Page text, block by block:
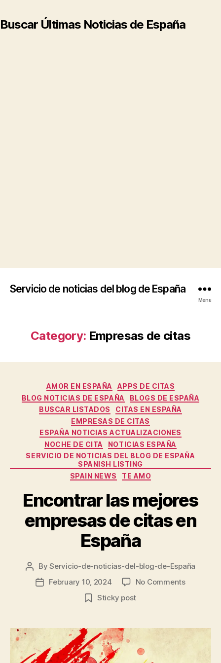
Buscar Últimas Noticias de España
Servicio de noticias del blog de España
Menu
Category: Empresas de citas
Categories
AMOR EN ESPAÑA
APPS DE CITAS
BLOG NOTICIAS DE ESPAÑA
BLOGS DE ESPAÑA
BUSCAR LISTADOS
CITAS EN ESPAÑA
EMPRESAS DE CITAS
ESPAÑA NOTICIAS ACTUALIZACIONES
NOCHE DE CITA
NOTICIAS ESPAÑA
SERVICIO DE NOTICIAS DEL BLOG DE ESPAÑA
SPANISH LISTING
SPAIN NEWS
TE AMO
Encontrar las mejores
empresas de citas en
España
Post
author
ByServicio-de-noticias-del-blog-de-España
PostFebruary 10, 2024 No Commentson
Sticky post